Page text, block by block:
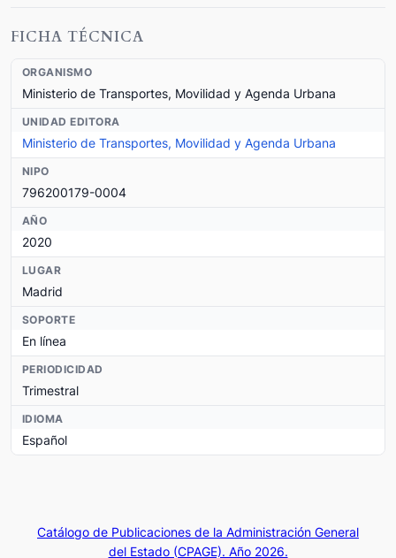
FICHA TÉCNICA
ORGANISMO
Ministerio de Transportes, Movilidad y Agenda Urbana
UNIDAD EDITORA
Ministerio de Transportes, Movilidad y Agenda Urbana
NIPO
796200179-0004
AÑO
2020
LUGAR
Madrid
SOPORTE
En línea
PERIODICIDAD
Trimestral
IDIOMA
Español
Catálogo de Publicaciones de la Administración General
del Estado (CPAGE). Año 2026.